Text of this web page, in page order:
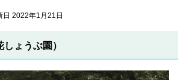
2022年1月21日
ょうぶ園）